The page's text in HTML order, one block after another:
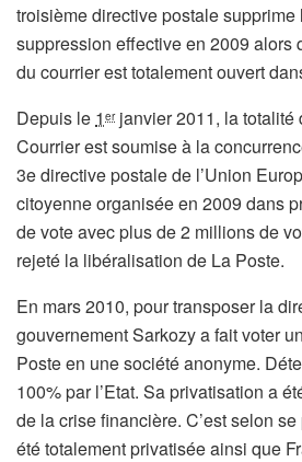
troisième directive postale supprime
suppression effective en 2009 alors
du courrier est totalement ouvert
Depuis le 1 erjanvier 2011, la totalité
Courrier est soumise à la
3e directive postale de l’Union
citoyenne organisée en 2009 dans
de vote avec plus de 2 millions de
rejeté la libéralisation de La Poste.
En mars 2010, pour transposer la
gouvernement Sarkozy a fait voter
Poste en une société anonyme.
100% par l’Etat. Sa privatisation a
de la crise financière. C’est selon
été totalement privatisée ainsi que